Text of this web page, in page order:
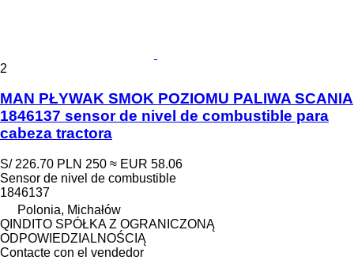
2
MAN PŁYWAK SMOK POZIOMU PALIWA SCANIA
1846137 sensor de nivel de combustible para
cabeza tractora
S/ 226.70 PLN 250 ≈ EUR 58.06
Sensor de nivel de combustible
1846137
Polonia, Michałów
QINDITO SPÓŁKA Z OGRANICZONĄ
ODPOWIEDZIALNOŚCIĄ
Contacte con el vendedor